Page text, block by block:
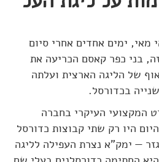
ימים אחדים אחרי סיום
בני כפר קאסם הכריעה את
של הליגה הארצית ועלתה
בכדורסל.
המקצועי העיקרי בחברה
היו רק שתי קבוצות כדורסל
— ימק"א נצרת העפילה לליגה